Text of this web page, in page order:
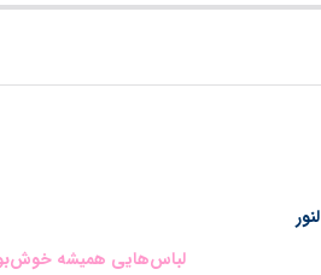
لباس‌هایی همیشه خوش‌بو،